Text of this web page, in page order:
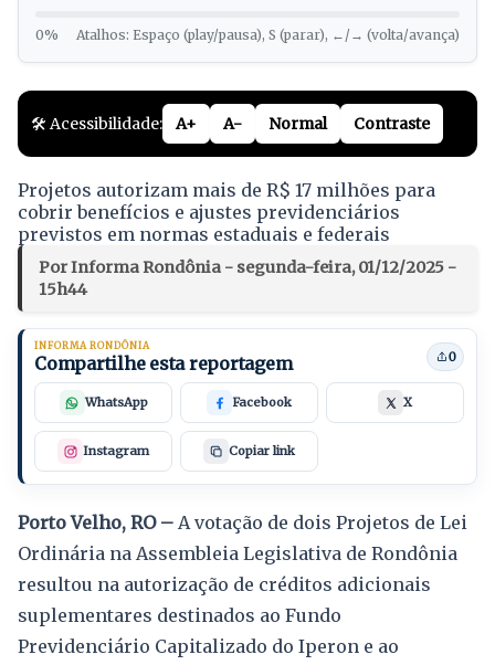
0% Atalhos: Espaço (play/pausa), S (parar), ←/→ (volta/avança)
🛠️ Acessibilidade: A+ A- Normal Contraste
Projetos autorizam mais de R$ 17 milhões para
cobrir benefícios e ajustes previdenciários
previstos em normas estaduais e federais
Por Informa Rondônia - segunda-feira, 01/12/2025 -
15h44
INFORMA RONDÔNIA
Compartilhe esta reportagem 0
WhatsApp Facebook X
Instagram Copiar link
Porto Velho, RO – A votação de dois Projetos de Lei
Ordinária na Assembleia Legislativa de Rondônia
resultou na autorização de créditos adicionais
suplementares destinados ao Fundo
Previdenciário Capitalizado do Iperon e ao